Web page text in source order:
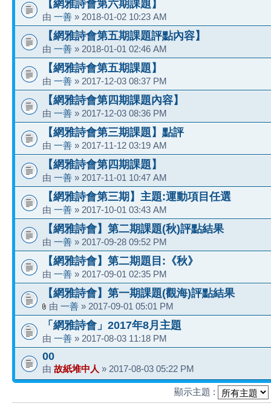
【網雅詩會第六期課題】
由 一善 » 2018-01-02 10:23 AM
【網雅詩會第五期課題評點內容】
由 一善 » 2018-01-01 02:46 AM
【網雅詩會第五期課題】
由 一善 » 2017-12-03 08:37 PM
【網雅詩會第四期課題內容】
由 一善 » 2017-12-03 08:36 PM
【網雅詩會第三期課題】點評
由 一善 » 2017-11-12 03:19 AM
【網雅詩會第四期課題】
由 一善 » 2017-11-01 10:47 AM
【網雅詩會第三期】主題:運動項目任選
由 一善 » 2017-10-01 03:43 AM
【網雅詩會】第二期課題(秋)評點結果
由 一善 » 2017-09-28 09:52 PM
【網雅詩會】第二期題目:《秋》
由 一善 » 2017-09-01 02:35 PM
【網雅詩會】第一期課題(觀海)評點結果
由 一善 » 2017-09-01 05:01 PM
「網雅詩會」2017年8月主題
由 一善 » 2017-08-03 11:18 PM
00
由 故紙堆中人 » 2017-08-03 05:22 PM
顯示主題 :